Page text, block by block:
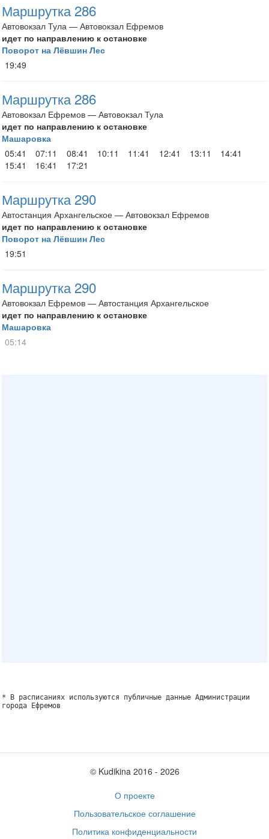
Маршрутка 286
Автовокзал Тула — Автовокзал Ефремов
идет по направлению к остановке
Поворот на Лёвшин Лес
19:49
Маршрутка 286
Автовокзал Ефремов — Автовокзал Тула
идет по направлению к остановке
Машаровка
05:41
07:11 08:41 10:11 11:41 12:41 13:11
14:41
15:41
16:41 17:21
Маршрутка 290
Автостанция Архангельское — Автовокзал Ефремов
идет по направлению к остановке
Поворот на Лёвшин Лес
19:51
Маршрутка 290
Автовокзал Ефремов — Автостанция Архангельское
идет по направлению к остановке
Машаровка
05:14
* В расписаниях используются публичные данные Администрации
города Ефремов
© Kudikina 2016 ‐ 2026
О проекте
Пользовательское соглашение
Политика конфиденциальности